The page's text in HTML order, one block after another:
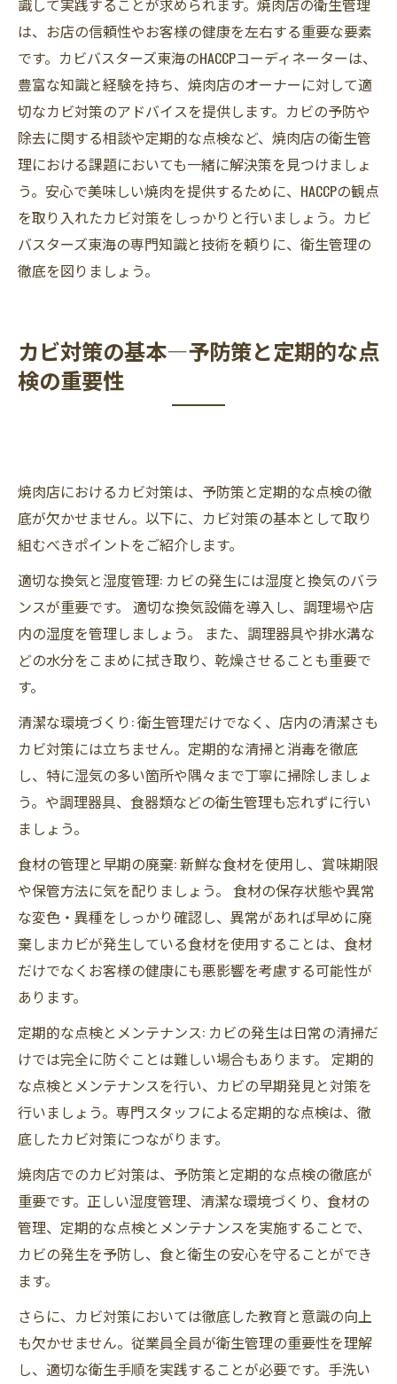
識して実践することが求められます。焼肉店の衛生管理
は、お店の信頼性やお客様の健康を左右する重要な要素
です。カビバスターズ東海のHACCPコーディネーターは、
豊富な知識と経験を持ち、焼肉店のオーナーに対して適
切なカビ対策のアドバイスを提供します。カビの予防や
除去に関する相談や定期的な点検など、焼肉店の衛生管
理における課題においても一緒に解決策を見つけましょ
う。安心で美味しい焼肉を提供するために、HACCPの観点
を取り入れたカビ対策をしっかりと行いましょう。カビ
バスターズ東海の専門知識と技術を頼りに、衛生管理の
徹底を図りましょう。
カビ対策の基本―予防策と定期的な点
検の重要性
焼肉店におけるカビ対策は、予防策と定期的な点検の徹
底が欠かせません。以下に、カビ対策の基本として取り
組むべきポイントをご紹介します。
適切な換気と湿度管理: カビの発生には湿度と換気のバラ
ンスが重要です。 適切な換気設備を導入し、調理場や店
内の湿度を管理しましょう。 また、調理器具や排水溝な
どの水分をこまめに拭き取り、乾燥させることも重要で
す。
清潔な環境づくり: 衛生管理だけでなく、店内の清潔さも
カビ対策には立ちません。定期的な清掃と消毒を徹底
し、特に湿気の多い箇所や隅々まで丁寧に掃除しましょ
う。や調理器具、食器類などの衛生管理も忘れずに行い
ましょう。
食材の管理と早期の廃棄: 新鮮な食材を使用し、賞味期限
や保管方法に気を配りましょう。 食材の保存状態や異常
な変色・異種をしっかり確認し、異常があれば早めに廃
棄しまカビが発生している食材を使用することは、食材
だけでなくお客様の健康にも悪影響を考慮する可能性が
あります。
定期的な点検とメンテナンス: カビの発生は日常の清掃だ
けでは完全に防ぐことは難しい場合もあります。 定期的
な点検とメンテナンスを行い、カビの早期発見と対策を
行いましょう。専門スタッフによる定期的な点検は、徹
底したカビ対策につながります。
焼肉店でのカビ対策は、予防策と定期的な点検の徹底が
重要です。正しい湿度管理、清潔な環境づくり、食材の
管理、定期的な点検とメンテナンスを実施することで、
カビの発生を予防し、食と衛生の安心を守ることができ
ます。
さらに、カビ対策においては徹底した教育と意識の向上
も欠かせません。従業員全員が衛生管理の重要性を理解
し、適切な衛生手順を実践することが必要です。手洗い